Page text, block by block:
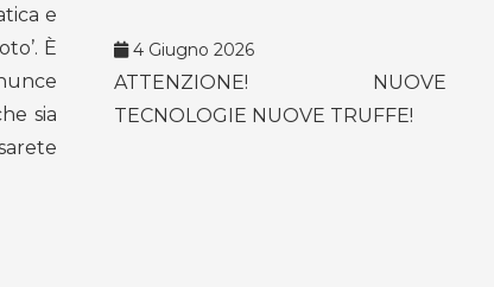
e
È
sia
4 Giugno 2026
ATTENZIONE! NUOVE
TECNOLOGIE NUOVE TRUFFE!